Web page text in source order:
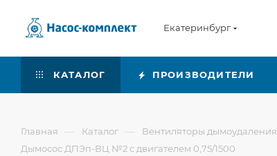
Екатеринбург
КАТАЛОГ ПРОИЗВОДИТЕЛИ
Главная — Каталог — Вентиляторы дымоудаления
Дымосос ДПЭп-ВЦ №2 с двигателем 0,75/1500